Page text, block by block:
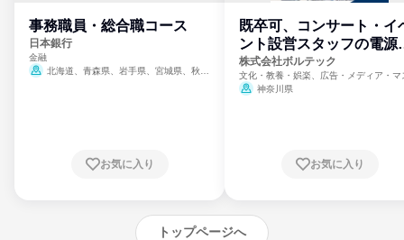
事務職員・総合職コース
日本銀行
金融
北海道、青森県、岩手県、宮城県、秋田
崎県、熊本県、大分県、宮崎県、鹿児島県、
お気に入り
既卒可、コンサート・イ
ント設営スタッフの電源
門
株式会社ボルテック
文化・教養・娯楽、広告・メディア・マ
ミ、電力・ガス・水道・エネルギー
神奈川県
お気に入り
トップページへ